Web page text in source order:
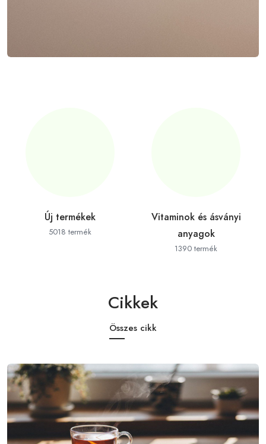
Új termékek
5018 termék
Vitaminok és ásványi
anyagok
1390 termék
Cikkek
Összes cikk